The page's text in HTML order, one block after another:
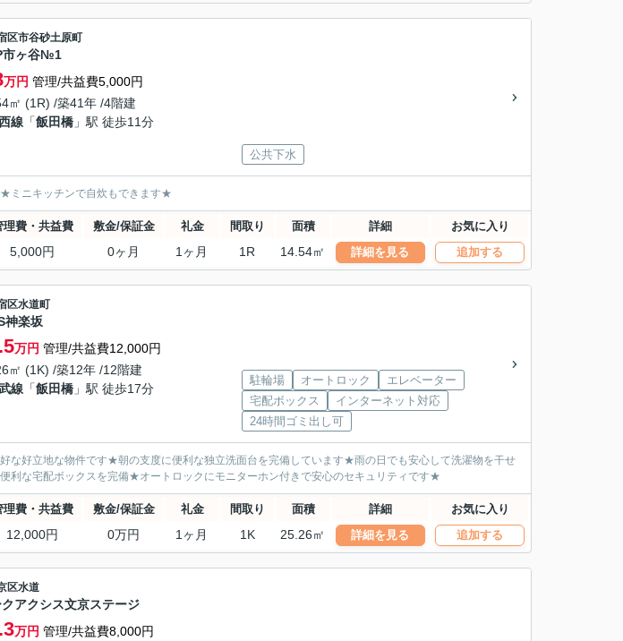
区市谷砂土原町
市ヶ谷№1
万円 管理/共益費5,000円
㎡ (1R) /築41年 /4階建
線 「飯田橋 」駅 徒歩11分
公共下水
ミニキッチンで自炊もできます★
理費・共益費 敷金/保証金 礼金 間取り 面積 詳細 お気に入り
5,000円 0ヶ月 1ヶ月 1R 14.54㎡ 詳細を見る 追加する
区水道町
神楽坂
万円 管理/共益費12,000円
㎡ (1K) /築12年 /12階建
線 「飯田橋 」駅 徒歩17分
駐輪場 オートロック
エレベーター
宅配ボックス
インターネット対応
24時間ゴミ出し可
な好立地な物件です★朝の支度に便利な独立洗面台を完備しています★雨の日でも安心して洗濯物を干せ
利な宅配ボックスを完備★オートロックにモニターホン付きで安心のセキュリティです★
理費・共益費 敷金/保証金 礼金 間取り 面積 詳細 お気に入り
12,000円 0万円 1ヶ月 1K 25.26㎡ 詳細を見る 追加する
区水道
アクシス文京ステージ
万円 管理/共益費8,000円